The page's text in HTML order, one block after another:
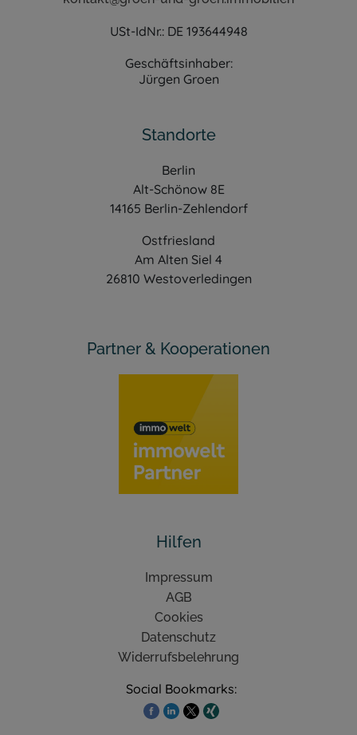
USt-IdNr.: DE 193644948
Geschäftsinhaber:
Jürgen Groen
Standorte
Berlin
Alt-Schönow 8E
14165 Berlin-Zehlendorf
Ostfriesland
Am Alten Siel 4
26810 Westoverledingen
Partner & Kooperationen
Hilfen
Impressum
AGB
Cookies
Datenschutz
Widerrufsbelehrung
Social Bookmarks: